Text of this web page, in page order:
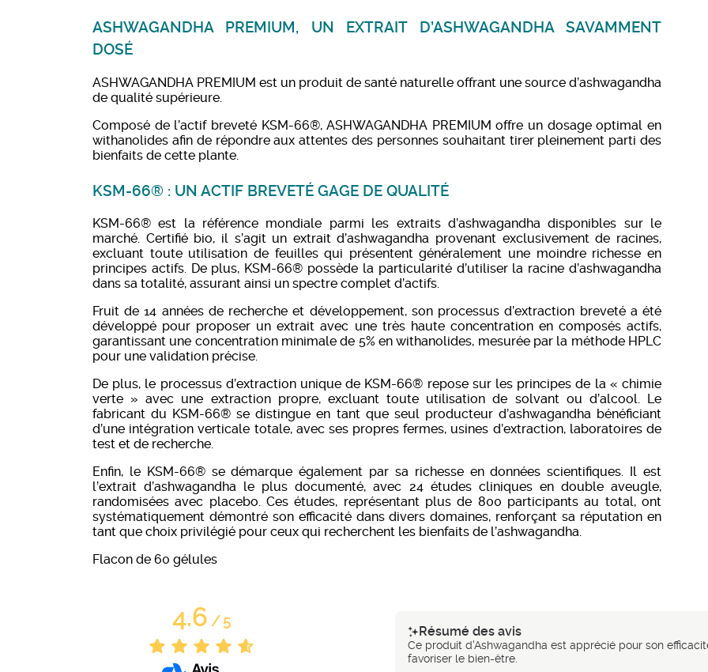
ASHWAGANDHA PREMIUM, UN EXTRAIT D’ASHWAGANDHA SAVAMMENT
DOSÉ
ASHWAGANDHA PREMIUM est un produit de santé naturelle offrant une source d’ashwagandha
de qualité supérieure.
Composé de l’actif breveté KSM-66®, ASHWAGANDHA PREMIUM offre un dosage optimal en
withanolides afin de répondre aux attentes des personnes souhaitant tirer pleinement parti des
bienfaits de cette plante.
KSM-66® : UN ACTIF BREVETÉ GAGE DE QUALITÉ
KSM-66® est la référence mondiale parmi les extraits d’ashwagandha disponibles sur le
marché. Certifié bio, il s’agit un extrait d’ashwagandha provenant exclusivement de racines,
excluant toute utilisation de feuilles qui présentent généralement une moindre richesse en
principes actifs. De plus, KSM-66® possède la particularité d’utiliser la racine d’ashwagandha
dans sa totalité, assurant ainsi un spectre complet d’actifs.
Fruit de 14 années de recherche et développement, son processus d’extraction breveté a été
développé pour proposer un extrait avec une très haute concentration en composés actifs,
garantissant une concentration minimale de 5% en withanolides, mesurée par la méthode HPLC
pour une validation précise.
De plus, le processus d’extraction unique de KSM-66® repose sur les principes de la « chimie
verte » avec une extraction propre, excluant toute utilisation de solvant ou d’alcool. Le
fabricant du KSM-66® se distingue en tant que seul producteur d’ashwagandha bénéficiant
d’une intégration verticale totale, avec ses propres fermes, usines d’extraction, laboratoires de
test et de recherche.
Enfin, le KSM-66® se démarque également par sa richesse en données scientifiques. Il est
l’extrait d’ashwagandha le plus documenté, avec 24 études cliniques en double aveugle,
randomisées avec placebo. Ces études, représentant plus de 800 participants au total, ont
systématiquement démontré son efficacité dans divers domaines, renforçant sa réputation en
tant que choix privilégié pour ceux qui recherchent les bienfaits de l’ashwagandha.
Flacon de 60 gélules
4.6/5
Résumé des avis
Ce produit d'Ashwagandha est apprécié pour son
favoriser le bien-être.